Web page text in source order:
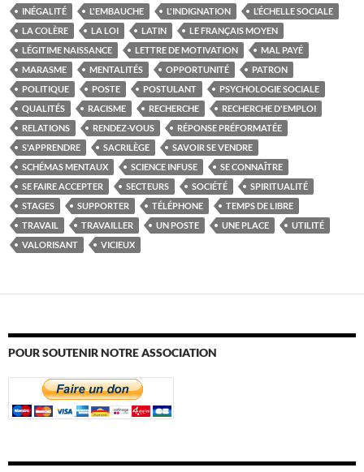
INÉGALITÉ L'EMBAUCHE L'INDIGNATION
L’ÉCHELLE SOCIALE
LA COLÈRE
LA LOI LATIN
LE FRANÇAIS MOYEN
LÉGITIME NAISSANCE
LETTRE DE MOTIVATION
MAL PAYÉ
MARASME
MENTALITÉS OPPORTUNITÉ
PATRON
POLITIQUE
POSTE POSTULANT
PSYCHOLOGIE SOCIALE
QUALITÉS
RACISME RECHERCHE
RECHERCHE D'EMPLOI
RELATIONS
RENDEZ-VOUS
RÉPONSE PRÉFORMATÉE
S'APPRENDRE
SACRILÈGE
SAVOIR SE VENDRE
SCHÉMAS MENTAUX
SCIENCE INFUSE
SE CONNAÎTRE
SE FAIRE ACCEPTER
SECTEURS SOCIÉTÉ
SPIRITUALITÉ
STAGES
SUPPORTER TÉLÉPHONE
TEMPS DE LIBRE
TRAVAIL
TRAVAILLER UN POSTE UNE PLACE
UTILITÉ
VALORISANT
VICIEUX
POUR SOUTENIR NOTRE ASSOCIATION